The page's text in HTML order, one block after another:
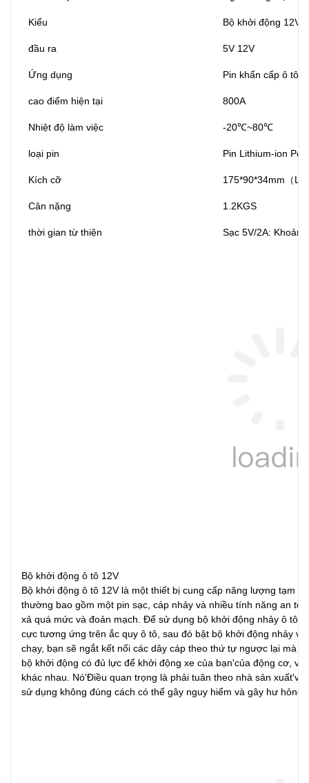
Kiểu Bộ khởi động 12V
đầu ra 5V 12V
Ứng dụng Pin khẩn cấp ô tô
cao điểm hiện tại 800A
Nhiệt độ làm việc -20℃~80℃
loại pin Pin Lithium-ion
Kích cỡ 175*90*34mm（
Cân nặng 1.2KGS
thời gian từ thiện Sạc 5V/2A:
Bộ khởi động ô tô 12V
Bộ khởi động ô tô 12V là một thiết bị cung cấp năng lượng tạm
thường bao gồm một pin sạc, cáp nhảy và nhiều tính năng an
xả quá mức và đoản mạch. Để sử dụng bộ khởi động nhảy ô tô
cực tương ứng trên ắc quy ô tô, sau đó bật bộ khởi động nhảy
chạy, bạn sẽ ngắt kết nối các dây cáp theo thứ tự ngược lại mà
bộ khởi động có đủ lực để khởi động xe của bạn'của động cơ,
khác nhau. Nó'Điều quan trọng là phải tuân theo nhà sản
sử dụng không đúng cách có thể gây nguy hiểm và gây hư